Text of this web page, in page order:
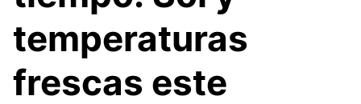
temperaturas
frescas este